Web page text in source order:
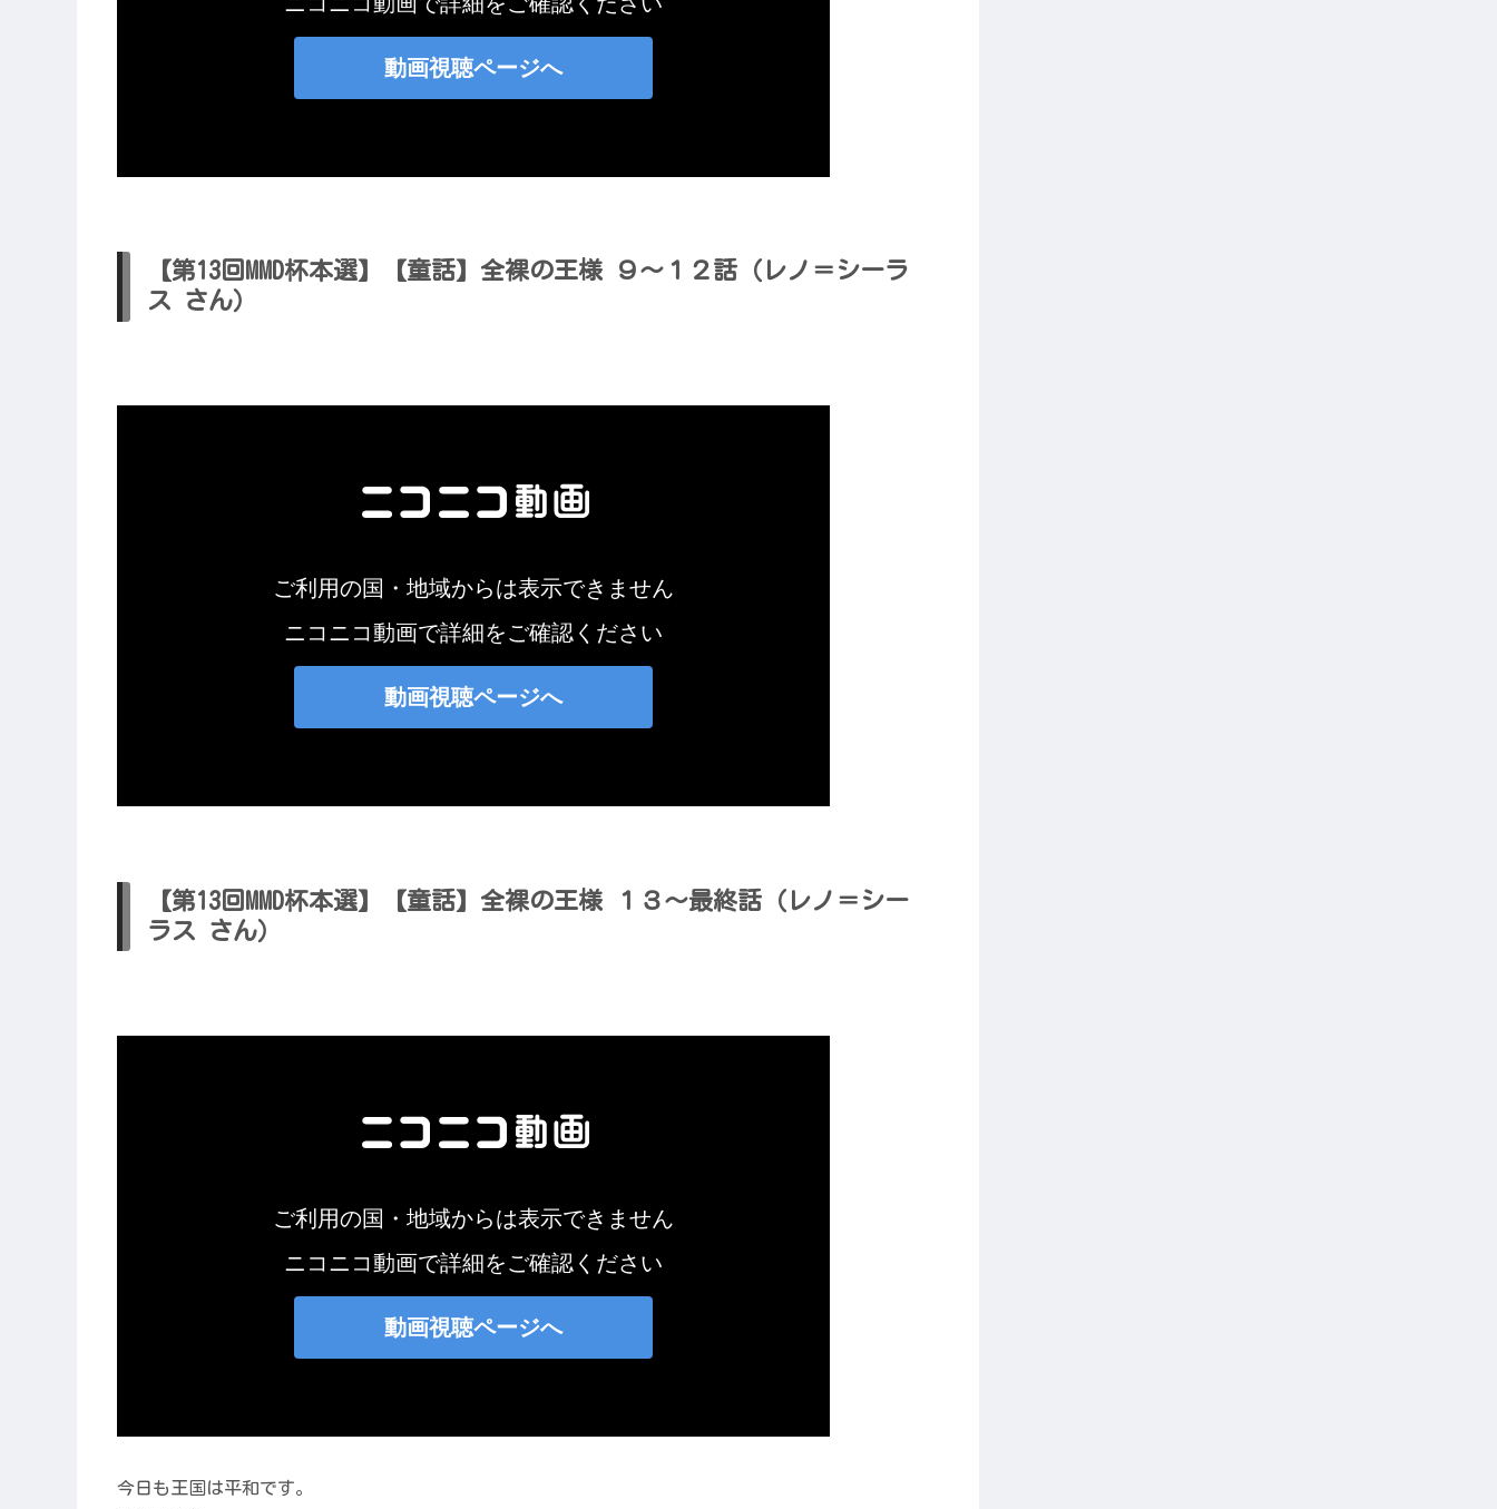
【第13回MMD杯本選】【童話】全裸の王様 ９～１２話（レノ＝シーラ
ス さん）
【第13回MMD杯本選】【童話】全裸の王様 １３～最終話（レノ＝シー
ラス さん）
今日も王国は平和です。